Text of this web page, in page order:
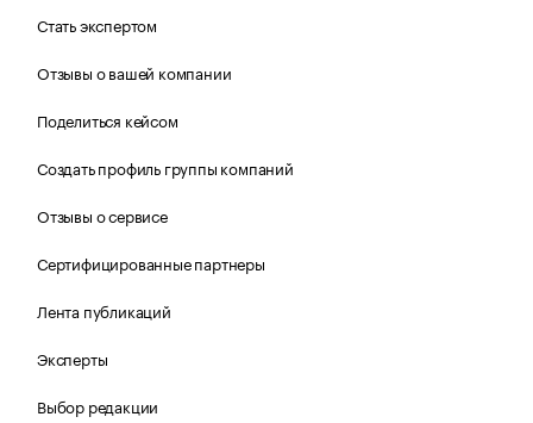
Стать экспертом
Отзывы о вашей компании
Поделиться кейсом
Создать профиль группы компаний
Отзывы о сервисе
Сертифицированные партнеры
Лента публикаций
Эксперты
Выбор редакции